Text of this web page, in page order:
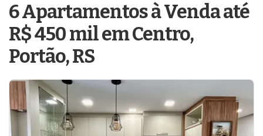
6 Apartamentos à Venda até
R$ 450 mil em Centro,
Portão, RS